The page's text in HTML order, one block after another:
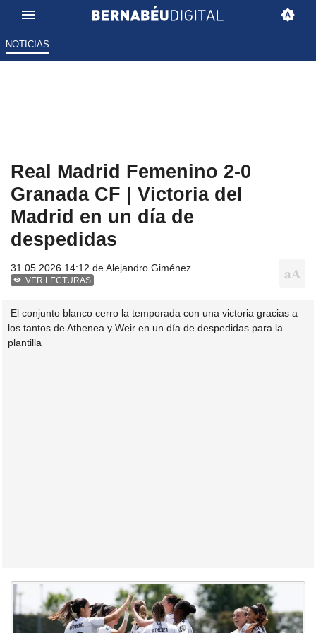
NOTICIAS
Real Madrid Femenino 2-0
Granada CF | Victoria del
Madrid en un día de
despedidas
31.05.2026 14:12 deAlejandro Giménez
VER LECTURAS
El conjunto blanco cerro la temporada con una victoria gracias a
los tantos de Athenea y Weir en un día de despedidas para la
plantilla